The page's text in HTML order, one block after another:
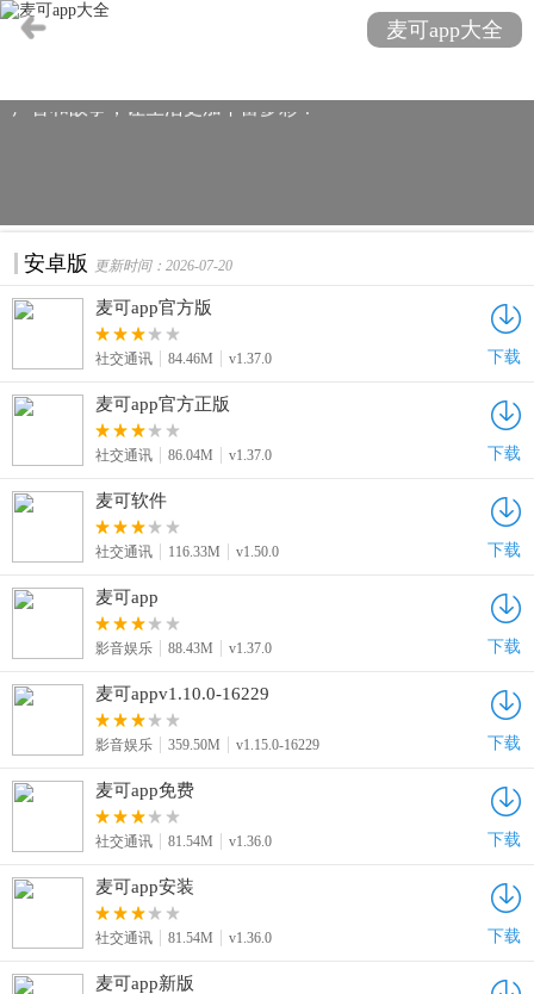
道合的朋友轻松互动。麦可官网APP下载，安全、稳定、高
效，无论是语音聊天、实时通话还是群聊分享，都能享受流
声音和故事，让生活更加丰富多彩！"
麦可app大全
安卓版 更新时间：2026-07-20
麦可app官方版
社交通讯 84.46M v1.37.0 下载
麦可app官方正版
社交通讯 86.04M v1.37.0 下载
麦可软件
社交通讯 116.33M v1.50.0 下载
麦可app
影音娱乐 88.43M v1.37.0 下载
麦可appv1.10.0-16229
影音娱乐 359.50M v1.15.0-16229 下载
麦可app免费
社交通讯 81.54M v1.36.0 下载
麦可app安装
社交通讯 81.54M v1.36.0 下载
麦可app新版